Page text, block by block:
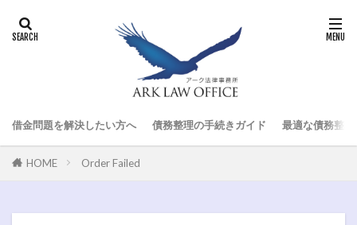
借金問題を解決したい方へ 債務整理の手続きガイド 最適な債務整
HOME Order Failed